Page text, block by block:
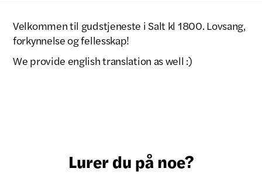
Velkommen til gudstjeneste i Salt kl 1800. Lovsang,
forkynnelse og fellesskap!
We provide english translation as well :)
Lurer du på noe?